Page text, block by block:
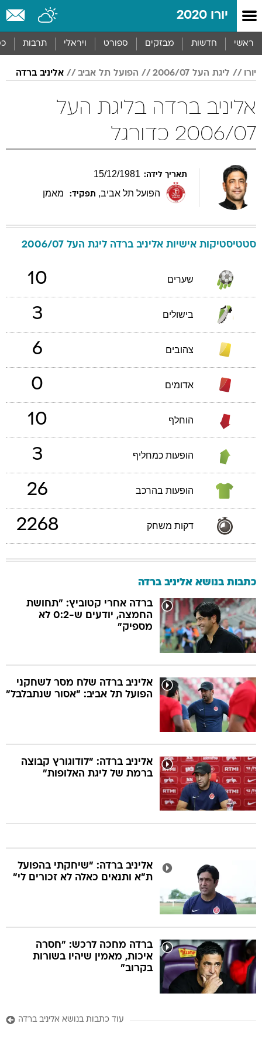
יורו 2020
ראשי חדשות מבזקים ספורט ויראלי תרבות
יורו ליגת העל 2006/07 הפועל תל אביב אליניב ברדה
אליניב ברדה בליגת העל
2006/07 כדורגל
תאריך לידה: 15/12/1981
הפועל תל אביב, תפקיד: מאמן
סטטיסטיקות אישיות אליניב ברדה ליגת העל 2006/07
שערים 10
בישולים 3
צהובים 6
אדומים 0
הוחלף 10
הופעות כמחליף 3
הופעות בהרכב 26
דקות משחק 2268
כתבות בנושא אליניב ברדה
ברדה אחרי קטוביץ: "תחושת
החמצה, יודעים ש-0:2 לא
מספיק"
אליניב ברדה שלח מסר לשחקני
הפועל תל אביב: "אסור שנתבלבל"
אליניב ברדה: "לודוגורץ קבוצה
ברמת של ליגת האלופות"
אליניב ברדה: "שיחקתי בהפועל
ת"א ותנאים כאלה לא זכורים לי"
ברדה מחכה לרכש: "חסרה
איכות, מאמין שיהיו בשורות
בקרוב"
עוד כתבות בנושא אליניב ברדה